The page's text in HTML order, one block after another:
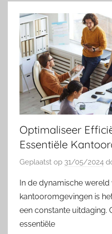
Optimaliseer
Essentiële
Geplaatst op 31/05/2024
In de dynamische
kantooromgevingen is
een constante uitdaging.
essentiële